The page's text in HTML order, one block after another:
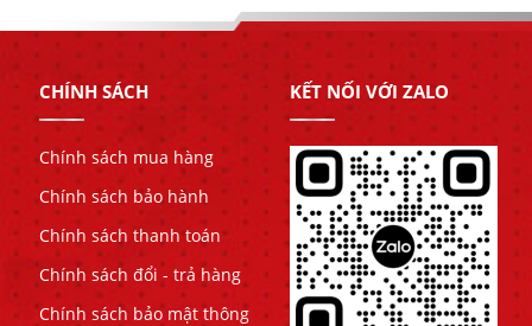
CHÍNH SÁCH
Chính sách mua hàng
Chính sách bảo hành
Chính sách thanh toán
Chính sách đổi - trả hàng
Chính sách bảo mật thông
KẾT NỐI VỚI ZALO